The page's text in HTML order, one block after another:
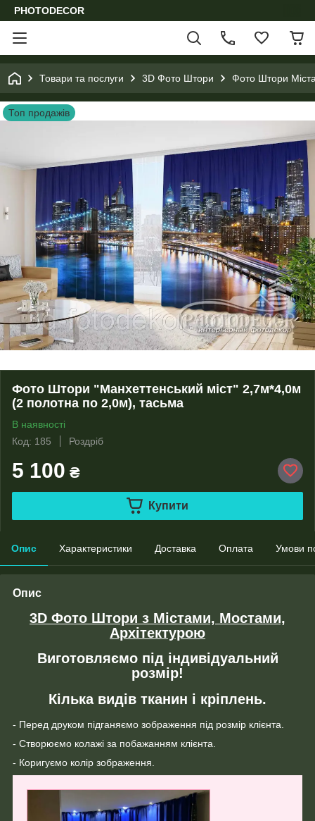
PHOTODECOR
Товари та послуги 3D Фото Штори Фото Штори
Топ продажів
Фото Штори "Манхеттенський міст" 2,7м*4,0м
(2 полотна по 2,0м), тасьма
В наявності
Код: 185
Роздріб
5 100 ₴
Купити
Опис Характеристики Доставка Оплата Умови
Опис
3D Фото Штори з Містами, Мостами,
Архітектурою
Виготовляємо під індивідуальний
розмір!
Кілька видів тканин і кріплень.
- Перед друком підганяємо зображення під розмір клієнта.
- Створюємо колажі за побажанням клієнта.
- Коригуємо колір зображення.